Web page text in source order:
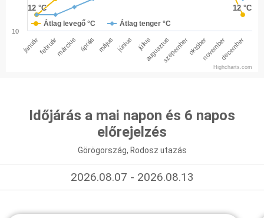
12 °C
12 °C 12 °C
12 °C
Átlag levegő °C Átlag tenger °C
januárfebruármárcius április május június júliusaugusztusszepemberoktóbernovemberdecember
10
Highcharts.com
Időjárás a mai napon és 6 napos
előrejelzés
Görögország, Rodosz utazás
2026.08.07 - 2026.08.13